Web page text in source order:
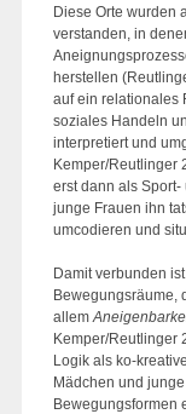
Diese Orte wurden
verstanden, in
herstellen
auf ein relationales
soziales Handeln
interpretiert und
Kemper/Reutlinger
erst dann als
junge Frauen ihn
umcodieren und
Damit verbunden
Bewegungsräume,
allem
Kemper/Reutlinger
Logik als ko-
Mädchen und
Bewegungsformen